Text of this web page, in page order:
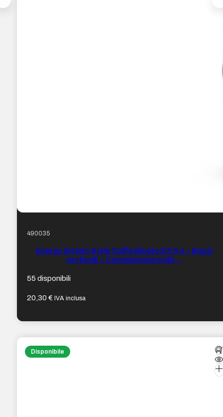
490035
Energy Sistem Style Cuffie Bluetooth 5.4 – Bassi
profondi – Connessione multi…
55 disponibili
20,30€ IVA inclusa
Disponibile